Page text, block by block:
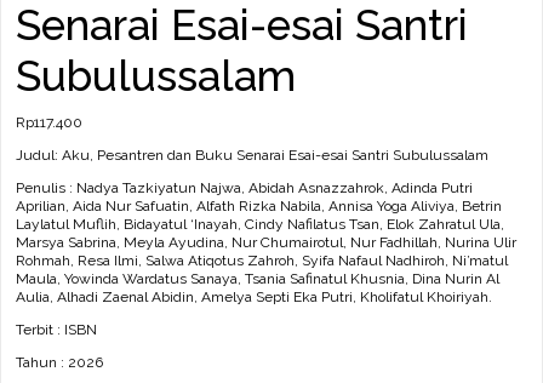
Senarai Esai-esai Santri
Subulussalam
Rp117.400
Judul: Aku, Pesantren dan Buku Senarai Esai-esai Santri Subulussalam
Penulis : Nadya Tazkiyatun Najwa, Abidah Asnazzahrok, Adinda Putri
Aprilian, Aida Nur Safuatin, Alfath Rizka Nabila, Annisa Yoga Aliviya, Betrin
Laylatul Muflih, Bidayatul ‘Inayah, Cindy Nafilatus Tsan, Elok Zahratul Ula,
Marsya Sabrina, Meyla Ayudina, Nur Chumairotul, Nur Fadhillah, Nurina Ulir
Rohmah, Resa Ilmi, Salwa Atiqotus Zahroh, Syifa Nafaul Nadhiroh, Ni’matul
Maula, Yowinda Wardatus Sanaya, Tsania Safinatul Khusnia, Dina Nurin Al
Aulia, Alhadi Zaenal Abidin, Amelya Septi Eka Putri, Kholifatul Khoiriyah.
Terbit : ISBN
Tahun : 2026